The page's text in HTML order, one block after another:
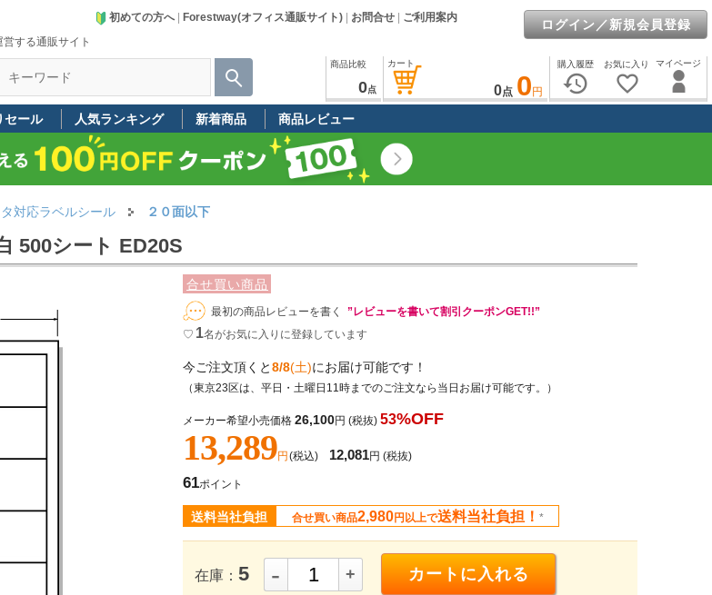
する通販サイト
初めての方へ| Forestway(オフィス通販サイト) お問合せ ご利用案内 ログイン／新規会員登録
マイページ
お気に入り
favorite_border
購入履歴
history
カート
0点 0 円
商品比較
0点
セール 人気ランキング 新着商品 商品レビュー
対応ラベルシール ２０面以下
500シート ED20S
合せ買い商品
最初の商品レビューを書く
”レビューを書いて割引クーポンGET!!”
♡ 1名がお気に入りに登録しています
今ご注文頂くと8/8(土)にお届け可能です！
（東京23区は、平日・土曜日11時までのご注文なら当日お届け可能です。）
メーカー希望小売価格 26,100円 (税抜) 53%OFF
13,289円 (税込) 12,081円 (税抜)
61ポイント
送料当社負担 合せ買い商品2,980円以上で送料当社負担！ *
在庫： 5 - + カートに入れる